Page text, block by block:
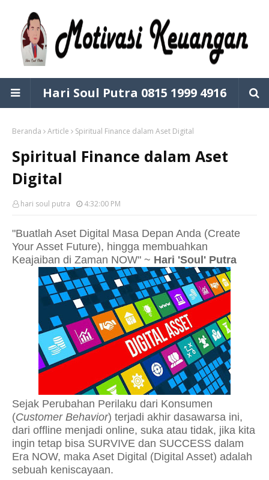
Hari Soul Putra 0815 1999 4916
Beranda Article Spiritual Finance dalam Aset Digital
Spiritual Finance dalam Aset
Digital
hari soul putra 4:32:00 PM
"Buatlah Aset Digital Masa Depan Anda (Create
Your Asset Future), hingga membuahkan
Keajaiban di Zaman NOW" ~ Hari 'Soul' Putra
Sejak Perubahan Perilaku dari Konsumen
(Customer Behavior) terjadi akhir dasawarsa ini,
dari offline menjadi online, suka atau tidak, jika kita
ingin tetap bisa SURVIVE dan SUCCESS dalam
Era NOW, maka Aset Digital (Digital Asset) adalah
sebuah keniscayaan.